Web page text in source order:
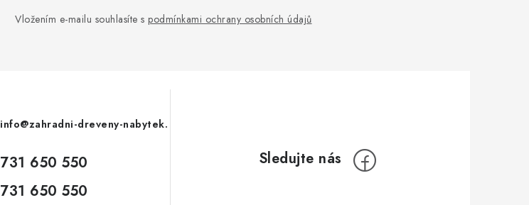
Vložením e-mailu souhlasíte s podmínkami ochrany osobních údajů
info@zahradni-dreveny-nabytek.
731 650 550
731 650 550